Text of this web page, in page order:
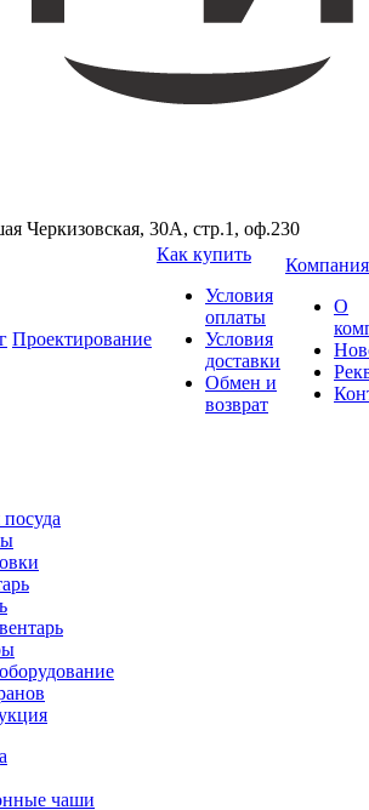
Черкизовская, 30А, стр.1, оф.230
Проектирование
Как купить
Условия
оплаты
Условия
доставки
Обмен и
возврат
Компания
О